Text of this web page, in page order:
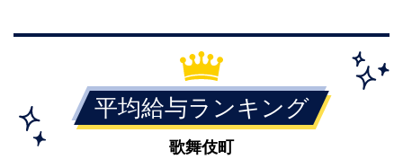
平均給与ランキング
歌舞伎町